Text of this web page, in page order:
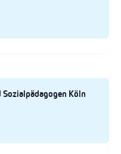
Köln